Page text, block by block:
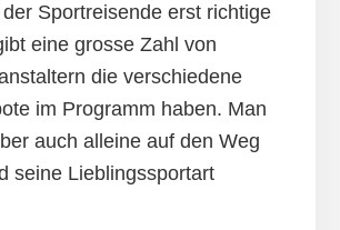
Sportreisende erst richtige
eine grosse Zahl von
die verschiedene
im Programm haben. Man
auch alleine auf den Weg
seine Lieblingssportart